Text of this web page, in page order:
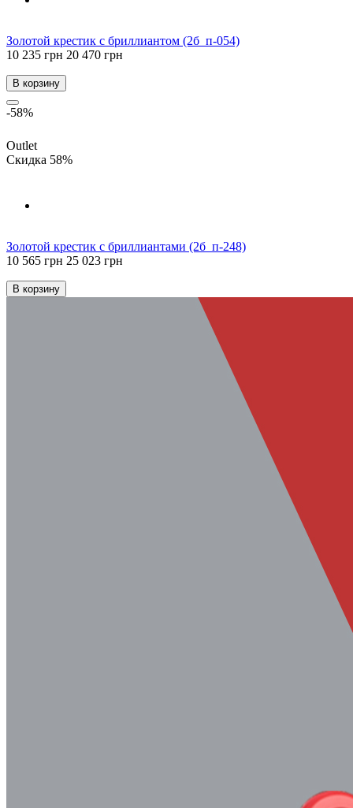
Золотой крестик с бриллиантом (2б_п-054)
10 235 грн 20 470 грн
В корзину
-58%
Outlet
Скидка 58%
Золотой крестик с бриллиантами (2б_п-248)
10 565 грн 25 023 грн
В корзину